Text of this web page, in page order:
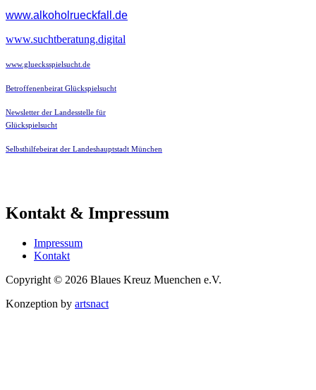
www.alkoholrueckfall.de
www.suchtberatung.digital
www.gluecksspielsucht.de
Betroffenenbeirat Glückspielsucht
Newsletter der Landesstelle für
Glückspielsucht
Selbsthilfebeirat der Landeshauptstadt München
Kontakt & Impressum
Impressum
Kontakt
Copyright © 2026 Blaues Kreuz Muenchen e.V.
Konzeption by artsnact